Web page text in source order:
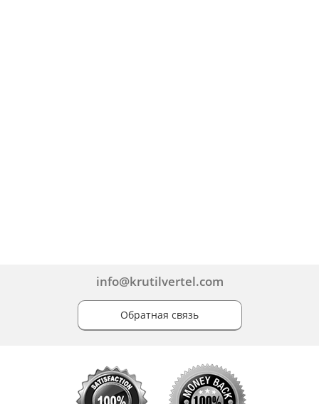
info@krutilvertel.com
Обратная связь